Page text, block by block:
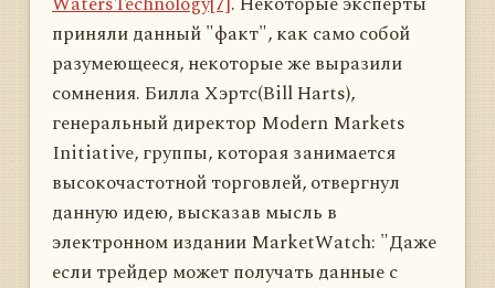
приняли данный "факт", как само собой
разумеющееся, некоторые же выразили
сомнения. Билла Хэртс(Bill Harts),
генеральный директор Modern Markets
Initiative, группы, которая занимается
высокочастотной торговлей, отвергнул
данную идею, высказав мысль в
электронном издании MarketWatch: "Даже
если трейдер может получать данные с